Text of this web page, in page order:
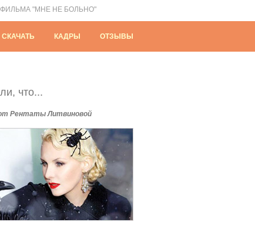
"МНЕ НЕ БОЛЬНО"
СКАЧАТЬ КАДРЫ ОТЗЫВЫ
что...
Рентаты Литвиновой